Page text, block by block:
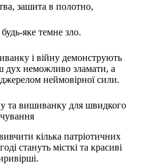
зашита в полотно,
яке темне зло.
і війну демонструють
дух неможливо зламати, а
неймовірної сили.
та вишиванку для швидкого
кілька патріотичних
стануть місткі та красиві